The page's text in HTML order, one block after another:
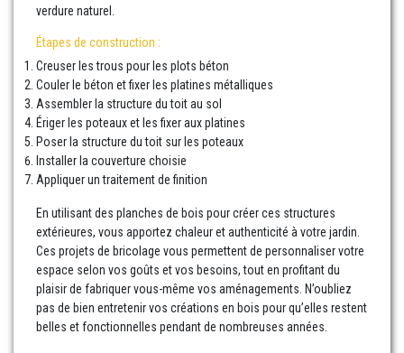
verdure naturel.
Étapes de construction :
Creuser les trous pour les plots béton
Couler le béton et fixer les platines métalliques
Assembler la structure du toit au sol
Ériger les poteaux et les fixer aux platines
Poser la structure du toit sur les poteaux
Installer la couverture choisie
Appliquer un traitement de finition
En utilisant des planches de bois pour créer ces structures
extérieures, vous apportez chaleur et authenticité à votre jardin.
Ces projets de bricolage vous permettent de personnaliser votre
espace selon vos goûts et vos besoins, tout en profitant du
plaisir de fabriquer vous-même vos aménagements. N’oubliez
pas de bien entretenir vos créations en bois pour qu’elles restent
belles et fonctionnelles pendant de nombreuses années.